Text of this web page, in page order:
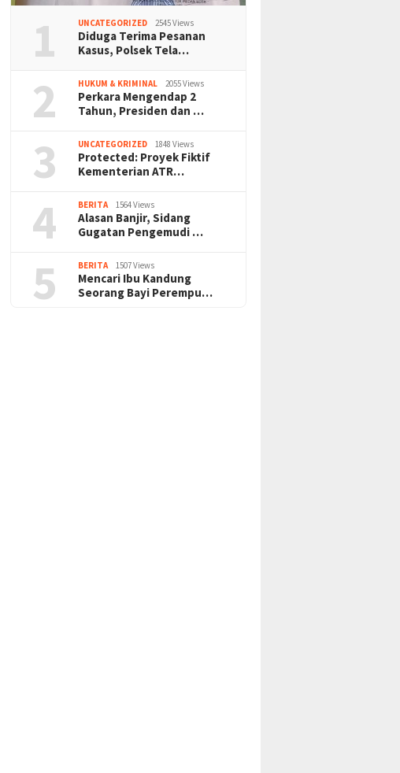
1 UNCATEGORIZED 2545 Views
Diduga Terima Pesanan
Kasus, Polsek Tela…
2 HUKUM & KRIMINAL 2055 Views
Perkara Mengendap 2
Tahun, Presiden dan …
3 UNCATEGORIZED 1848 Views
Protected: Proyek Fiktif
Kementerian ATR…
4 BERITA 1564 Views
Alasan Banjir, Sidang
Gugatan Pengemudi …
5 BERITA 1507 Views
Mencari Ibu Kandung
Seorang Bayi Perempu…